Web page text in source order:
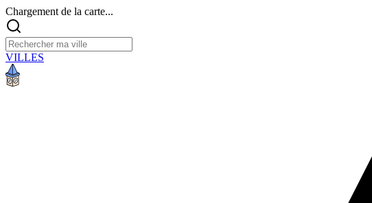
Chargement de la carte...
VILLES